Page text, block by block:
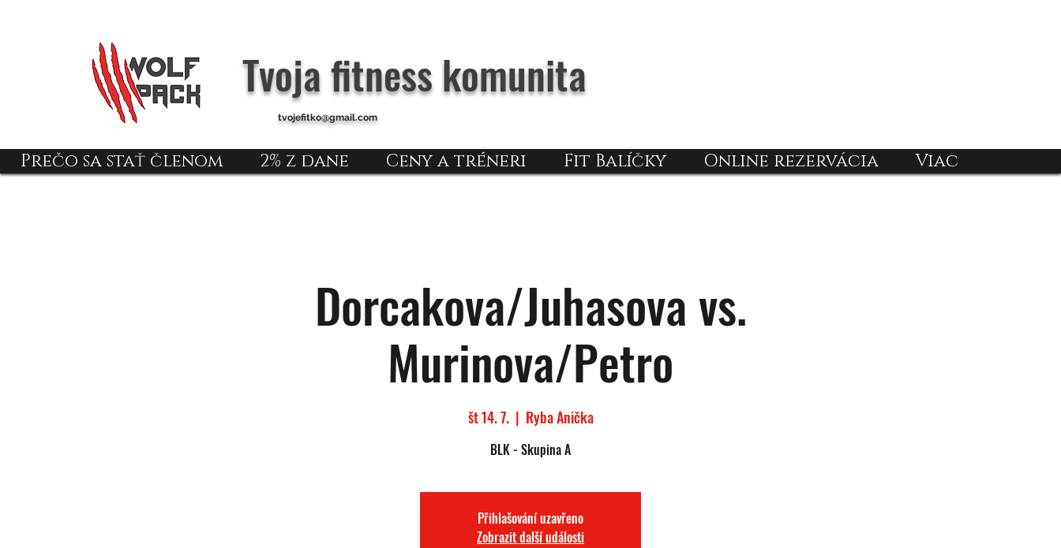
Tvoja fitness komunita
tvojefitko@gmail.com
Prečo sa stať členom 2% z dane Ceny a tréneri Fit Balíčky Online rezervácia Viac
Dorcakova/Juhasova vs.
Murinova/Petro
št 14. 7.
  |
Ryba Anička
BLK - Skupina A
Přihlašování uzavřeno
Zobrazit další události